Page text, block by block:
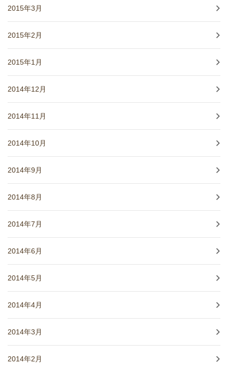
2015年3月
2015年2月
2015年1月
2014年12月
2014年11月
2014年10月
2014年9月
2014年8月
2014年7月
2014年6月
2014年5月
2014年4月
2014年3月
2014年2月